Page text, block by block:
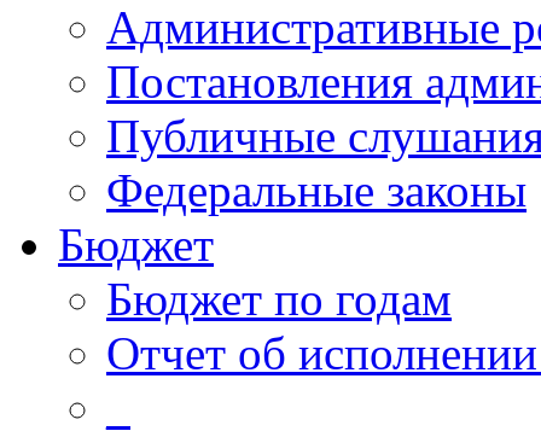
Административные
Постановления
Публичные
Федеральные законы
Бюджет
Бюджет по годам
Отчет об